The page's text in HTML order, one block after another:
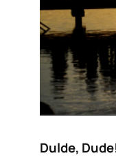
Dulde,